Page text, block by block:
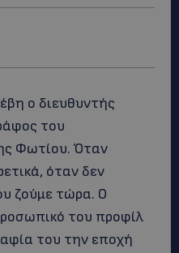
ο διευθυντής
του
Φωτίου. Όταν
όταν δεν
ζούμε τώρα. Ο
του προφίλ
του την εποχή